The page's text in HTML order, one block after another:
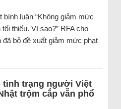
bình luận “Không giảm mức
thiểu. Vì sao?” RFA cho
đã bỏ đề xuất giảm mức phạt
tình trạng người Việt
trộm cắp vẫn phổ